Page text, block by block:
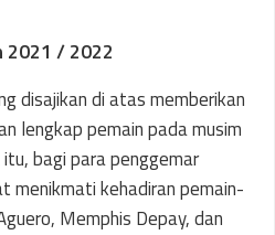
2021 / 2022
disajikan di atas memberikan
lengkap pemain pada musim
bagi para penggemar
menikmati kehadiran pemain-
Memphis Depay, dan